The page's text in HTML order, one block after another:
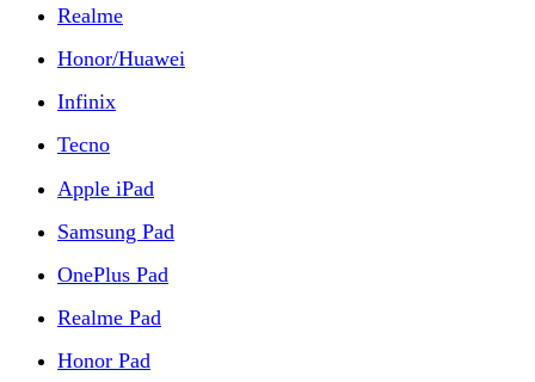
Realme
Honor/Huawei
Infinix
Tecno
Apple iPad
Samsung Pad
OnePlus Pad
Realme Pad
Honor Pad